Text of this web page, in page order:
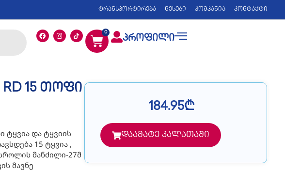
ტრანსპორტირება წესები კომპანია კონტაქტი
0
პროფილი
RD 15 თოფი
ტყვია და ტყვიის
15 ტყვია ,
მანძილი-27მ
მავნე
184.95₾
დაამატე კალათაში